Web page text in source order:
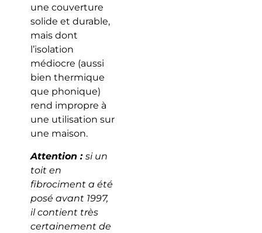
une couverture
solide et durable,
mais dont
l’isolation
médiocre (aussi
bien thermique
que phonique)
rend impropre à
une utilisation sur
une maison.
Attention : si un
toit en
fibrociment a été
posé avant 1997,
il contient très
certainement de